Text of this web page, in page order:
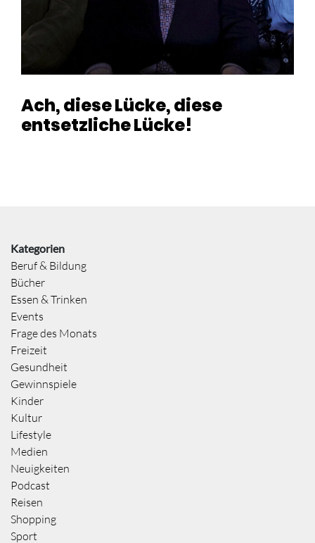
Ach, diese Lücke, diese
entsetzliche Lücke!
Kategorien
Beruf & Bildung
Bücher
Essen & Trinken
Events
Frage des Monats
Freizeit
Gesundheit
Gewinnspiele
Kinder
Kultur
Lifestyle
Medien
Neuigkeiten
Podcast
Reisen
Shopping
Sport